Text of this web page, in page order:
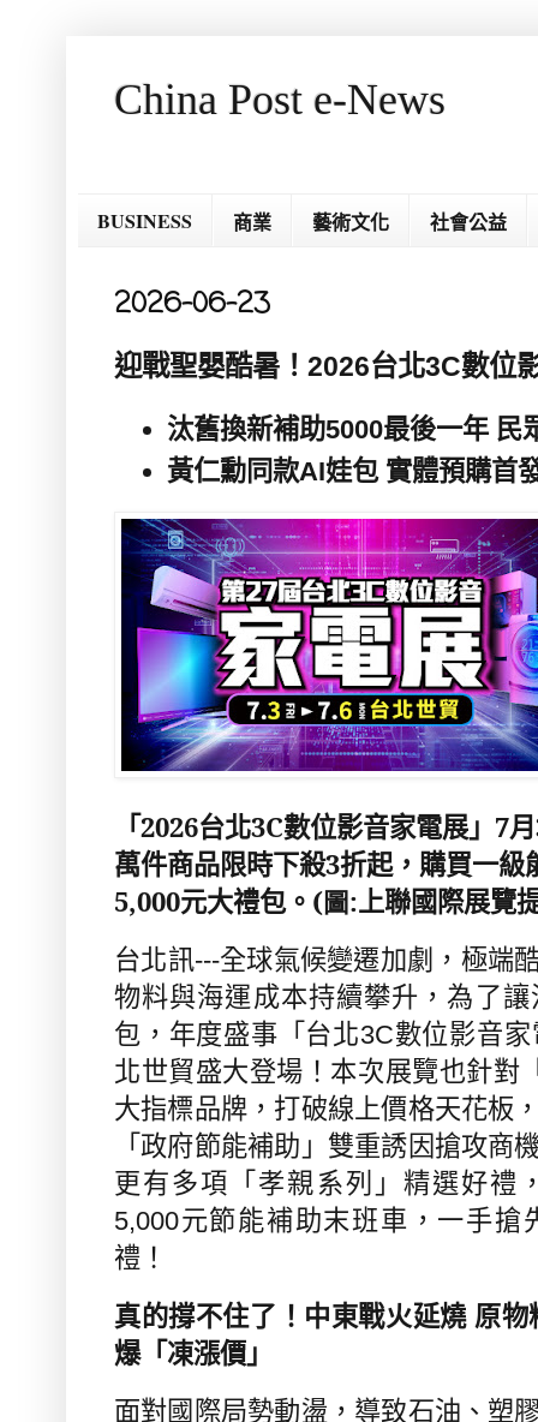
China Post e-News
BUSINESS 商業 藝術文化 社會公益
2026-06-23
迎戰聖嬰酷暑！2026台北3C數位
汰舊換新補助5000最後一年 民
黃仁勳同款AI娃包 實體預購首
「2026台北3C數位影音家電展」 7月
萬件商品限時下殺3折起，購買一級
5,000元大禮包。 (圖:上聯國際展覽
台北訊---全球氣候變遷加劇，極端
物料與海運成本持續攀升，為了
包，年度盛事「台北3C數位影音
北世貿盛大登場！本次展覽也針對
大指標品牌，打破線上價格天花板
「政府節能補助」雙重誘因搶攻商
更有多項「孝親系列」精選好禮
5,000元節能補助末班車，一手搶
禮！
真的撐不住了！中東戰火延燒 原
爆「凍漲價」
面對國際局勢動盪，導致石油、塑